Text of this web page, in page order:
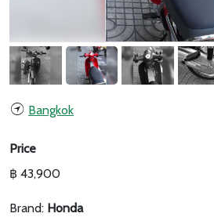
Bangkok
Price
฿ 43,900
Brand: Honda